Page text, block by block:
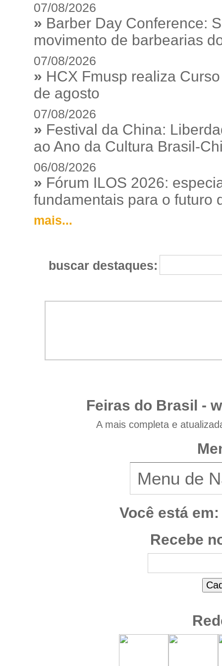
07/08/2026
» Barber Day Conference:
movimento de barbearias
07/08/2026
» HCX Fmusp realiza
de agosto
07/08/2026
» Festival da China:
ao Ano da Cultura Brasil-
06/08/2026
» Fórum ILOS 2026:
fundamentais para o futuro
mais...
buscar destaques:
Feiras do Brasil -
A mais completa e
Você está em:
Recebe